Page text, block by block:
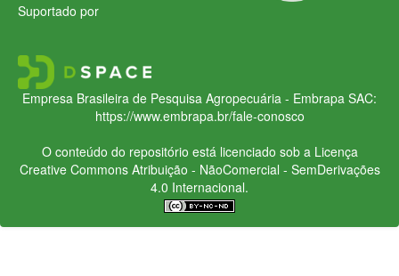
Suportado por
Empresa Brasileira de Pesquisa Agropecuária - Embrapa SAC:
https://www.embrapa.br/fale-conosco
O conteúdo do repositório está licenciado sob a Licença
Creative CommonsAtribuição - NãoComercial - SemDerivações
4.0 Internacional.